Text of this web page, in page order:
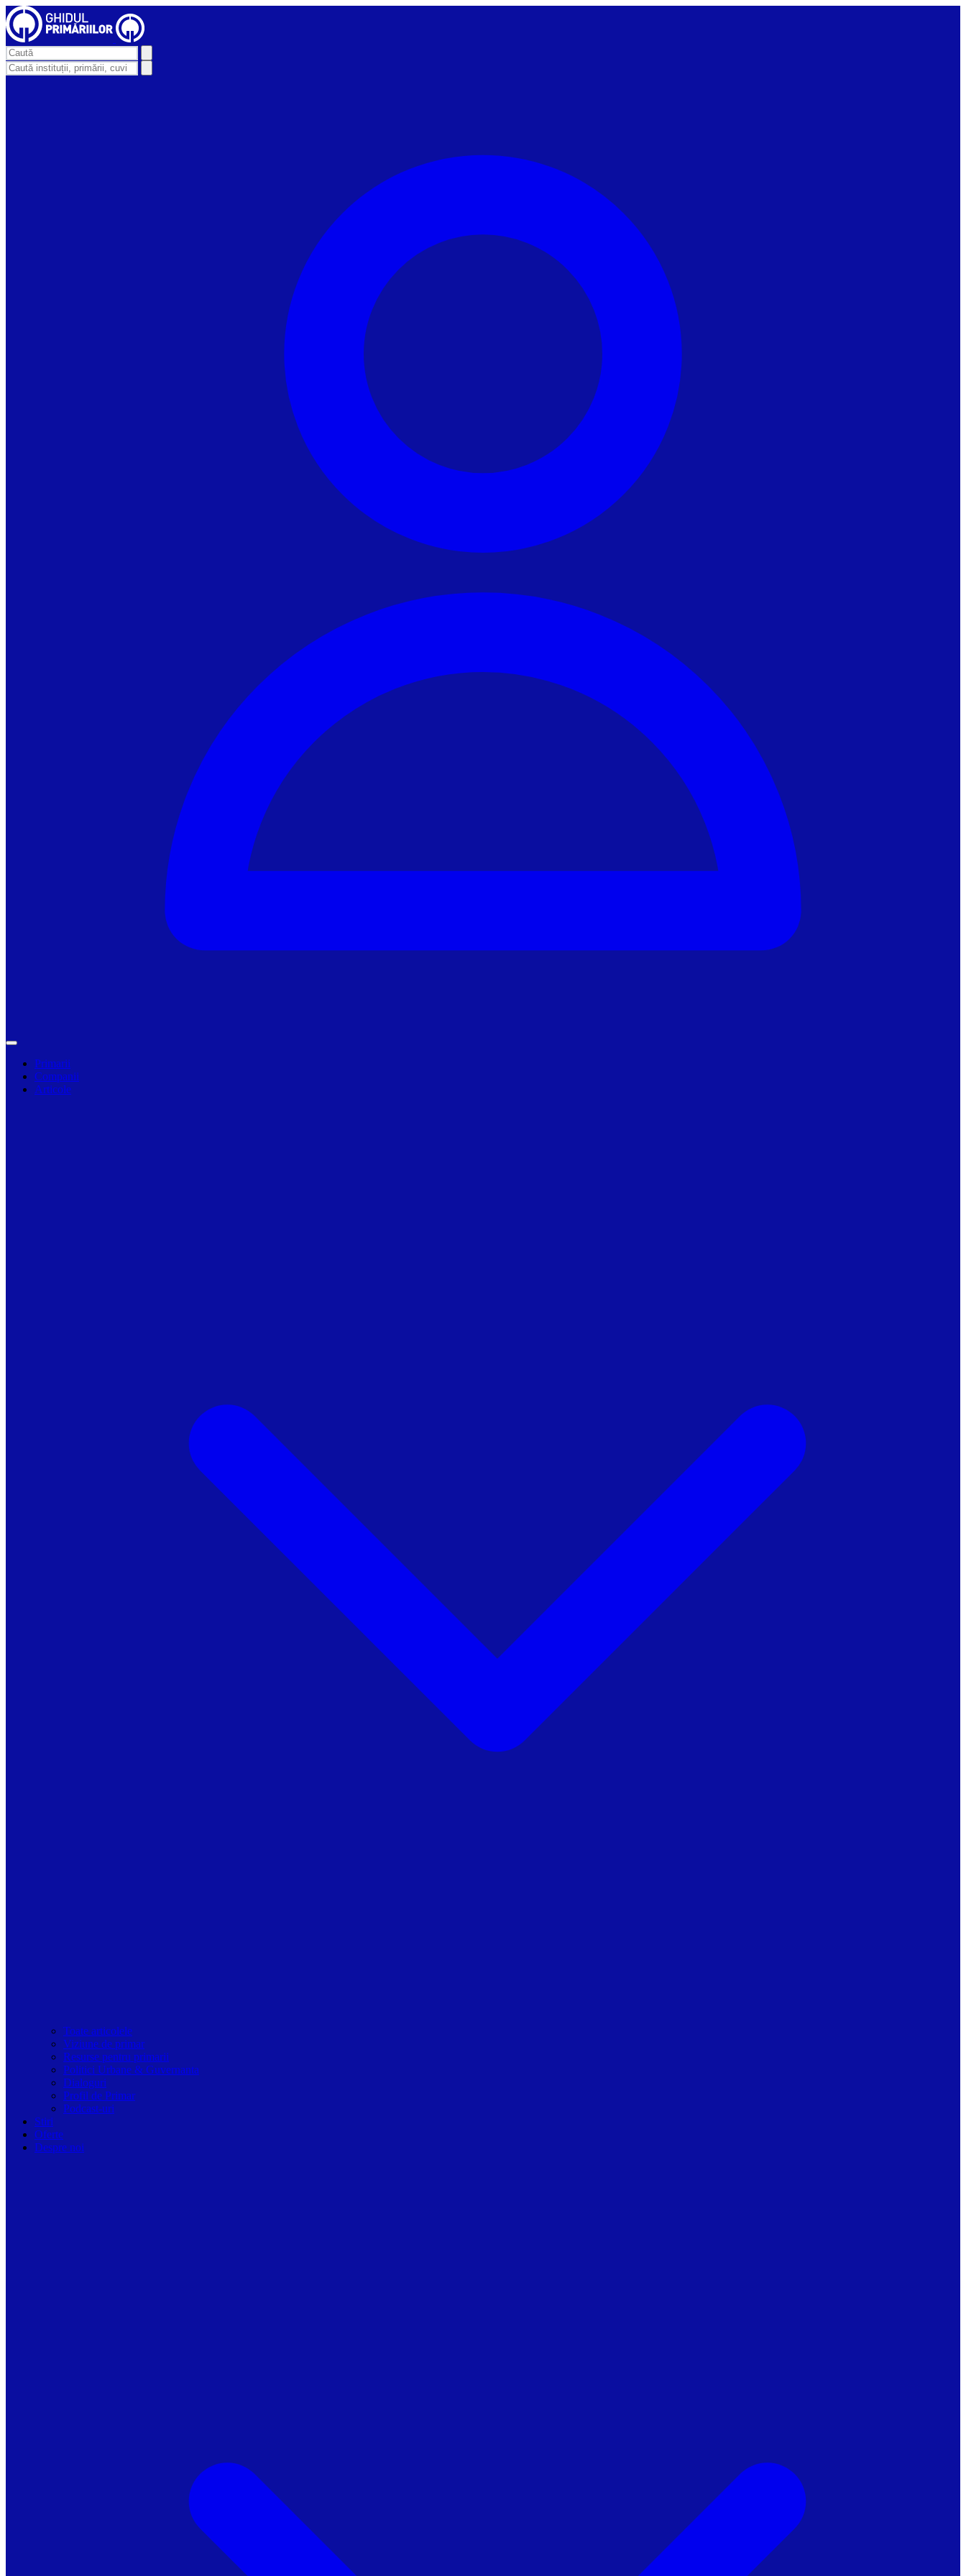
Primarii
Companii
Articole
Toate articolele
Viziune de primar
Resurse pentru primarii
Politici Urbane & Guvernanta
Dialoguri
Profil de Primar
Podcast-uri
Stiri
Oferte
Despre noi